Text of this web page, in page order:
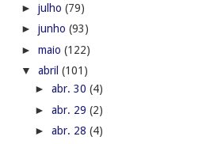
► julho (79)
► junho (93)
► maio (122)
▼ abril (101)
► abr. 30 (4)
► abr. 29 (2)
► abr. 28 (4)